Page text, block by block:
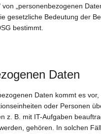
„personenbezogenen
gesetzliche Bedeutung der
bestimmt.
Daten
Daten kommt es
oder Personen
z. B. mit IT-Aufgaben
gehören. In solchen